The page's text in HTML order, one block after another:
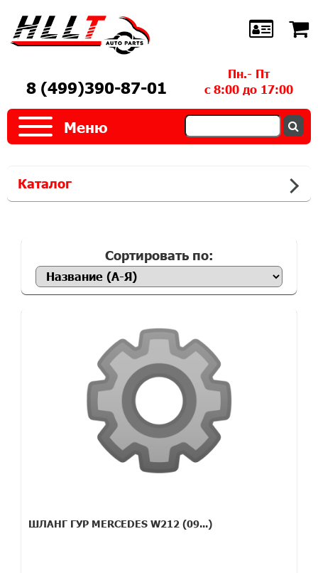
8 (499)390-87-01
Пн.- Пт
с 8:00 до 17:00
Меню
Каталог
Сортировать по:
ШЛАНГ ГУР MERCEDES W212 (09...)